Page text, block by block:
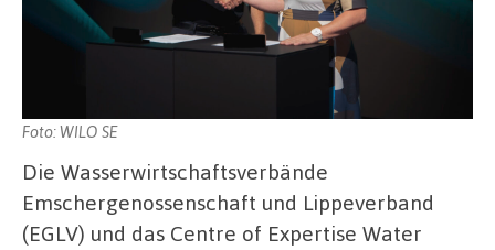
Foto: WILO SE
Die Wasserwirtschaftsverbände
Emschergenossenschaft und Lippeverband
(EGLV) und das Centre of Expertise Water